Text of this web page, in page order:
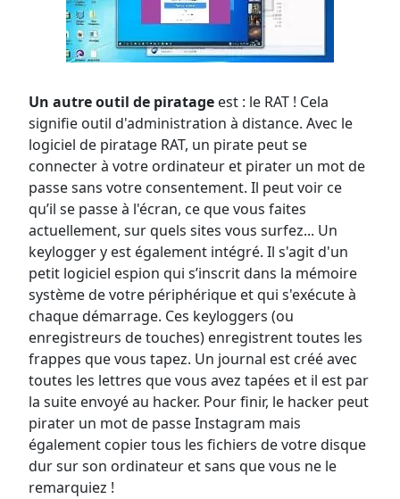
Un autre outil de piratage est : le RAT ! Cela
signifie outil d'administration à distance. Avec le
logiciel de piratage RAT, un pirate peut se
connecter à votre ordinateur et pirater un mot de
passe sans votre consentement. Il peut voir ce
qu’il se passe à l'écran, ce que vous faites
actuellement, sur quels sites vous surfez... Un
keylogger y est également intégré. Il s'agit d'un
petit logiciel espion qui s’inscrit dans la mémoire
système de votre périphérique et qui s'exécute à
chaque démarrage. Ces keyloggers (ou
enregistreurs de touches) enregistrent toutes les
frappes que vous tapez. Un journal est créé avec
toutes les lettres que vous avez tapées et il est par
la suite envoyé au hacker. Pour finir, le hacker peut
pirater un mot de passe Instagram mais
également copier tous les fichiers de votre disque
dur sur son ordinateur et sans que vous ne le
remarquiez !